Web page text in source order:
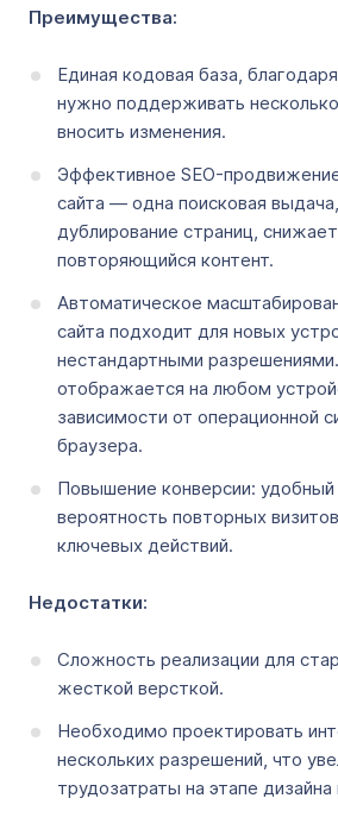
Преимущества:
Единая кодовая база,
нужно поддерживать
вносить изменения.
Эффективное SEO-
сайта — одна поисковая
дублирование страниц,
повторяющийся контент.
Автоматическое
сайта подходит для новых
нестандартными
отображается на любом
зависимости от операционной
браузера.
Повышение конверсии: удобный
вероятность повторных
ключевых действий.
Недостатки:
Сложность реализации для
жесткой версткой.
Необходимо проектировать
нескольких разрешений, что
трудозатраты на этапе дизайна